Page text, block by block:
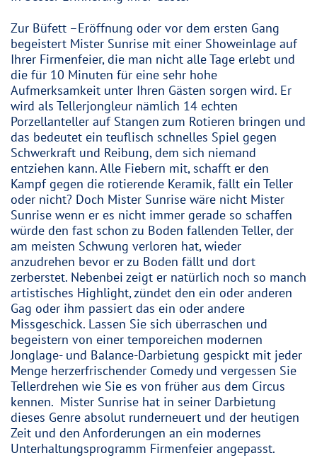
Zur Büfett –Eröffnung oder vor dem ersten Gang
begeistert Mister Sunrise mit einer Showeinlage auf
Ihrer Firmenfeier, die man nicht alle Tage erlebt und
die für 10 Minuten für eine sehr hohe
Aufmerksamkeit unter Ihren Gästen sorgen wird. Er
wird als Tellerjongleur nämlich 14 echten
Porzellanteller auf Stangen zum Rotieren bringen und
das bedeutet ein teuflisch schnelles Spiel gegen
Schwerkraft und Reibung, dem sich niemand
entziehen kann. Alle Fiebern mit, schafft er den
Kampf gegen die rotierende Keramik, fällt ein Teller
oder nicht? Doch Mister Sunrise wäre nicht Mister
Sunrise wenn er es nicht immer gerade so schaffen
würde den fast schon zu Boden fallenden Teller, der
am meisten Schwung verloren hat, wieder
anzudrehen bevor er zu Boden fällt und dort
zerberstet. Nebenbei zeigt er natürlich noch so manch
artistisches Highlight, zündet den ein oder anderen
Gag oder ihm passiert das ein oder andere
Missgeschick. Lassen Sie sich überraschen und
begeistern von einer temporeichen modernen
Jonglage- und Balance-Darbietung gespickt mit jeder
Menge herzerfrischender Comedy und vergessen Sie
Tellerdrehen wie Sie es von früher aus dem Circus
kennen. Mister Sunrise hat in seiner Darbietung
dieses Genre absolut runderneuert und der heutigen
Zeit und den Anforderungen an ein modernes
Unterhaltungsprogramm Firmenfeier angepasst.